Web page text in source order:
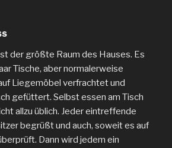
der größte Raum des Hauses. Es
Tische, aber normalerweise
Liegemöbel verfrachtet und
gefüttert. Selbst essen am Tisch
allzu üblich. Jeder eintreffende
begrüßt und auch, soweit es auf
Dann wird jedem ein